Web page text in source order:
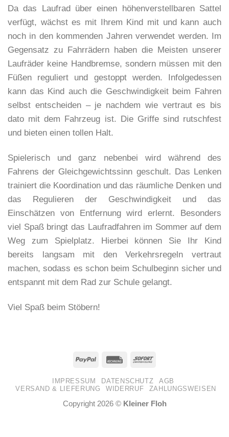
Da das Laufrad über einen höhenverstellbaren Sattel
verfügt, wächst es mit Ihrem Kind mit und kann auch
noch in den kommenden Jahren verwendet werden. Im
Gegensatz zu Fahrrädern haben die Meisten unserer
Laufräder keine Handbremse, sondern müssen mit den
Füßen reguliert und gestoppt werden. Infolgedessen
kann das Kind auch die Geschwindigkeit beim Fahren
selbst entscheiden – je nachdem wie vertraut es bis
dato mit dem Fahrzeug ist. Die Griffe sind rutschfest
und bieten einen tollen Halt.
Spielerisch und ganz nebenbei wird während des
Fahrens der Gleichgewichtssinn geschult. Das Lenken
trainiert die Koordination und das räumliche Denken und
das Regulieren der Geschwindigkeit und das
Einschätzen von Entfernung wird erlernt. Besonders
viel Spaß bringt das Laufradfahren im Sommer auf dem
Weg zum Spielplatz. Hierbei können Sie Ihr Kind
bereits langsam mit den Verkehrsregeln vertraut
machen, sodass es schon beim Schulbeginn sicher und
entspannt mit dem Rad zur Schule gelangt.
Viel Spaß beim Stöbern!
IMPRESSUM DATENSCHUTZ
AGB
VERSAND & LIEFERUNG
WIDERRUF ZAHLUNGSWEISEN
Copyright 2026 © Kleiner Floh